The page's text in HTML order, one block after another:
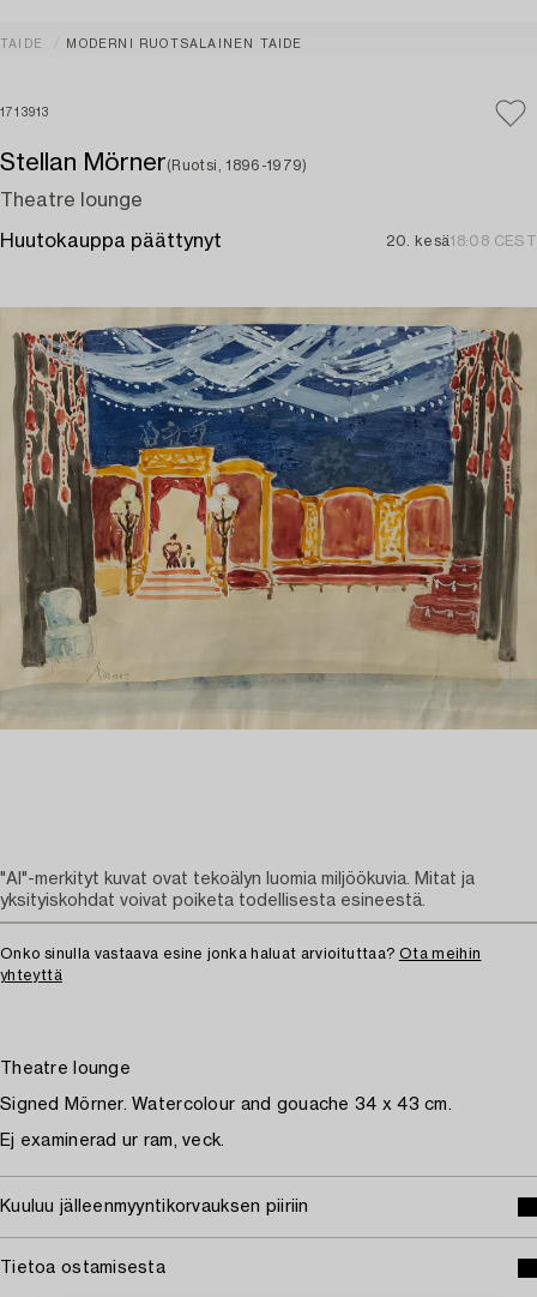
TAIDE MODERNI RUOTSALAINEN TAIDE
1713913
Stellan Mörner(Ruotsi, 1896-1979)
Theatre lounge
Huutokauppa päättynyt 20. kesä18:08 CEST
Onko sinulla vastaava esine jonka haluat arvioituttaa? Ota meihin
yhteyttä
Theatre lounge
Signed Mörner. Watercolour and gouache 34 x 43 cm.
Ej examinerad ur ram, veck.
Kuuluu jälleenmyyntikorvauksen piiriin
Tietoa ostamisesta
"AI"-merkityt kuvat ovat tekoälyn luomia miljöökuvia. Mitat ja
yksityiskohdat voivat poiketa todellisesta esineestä.